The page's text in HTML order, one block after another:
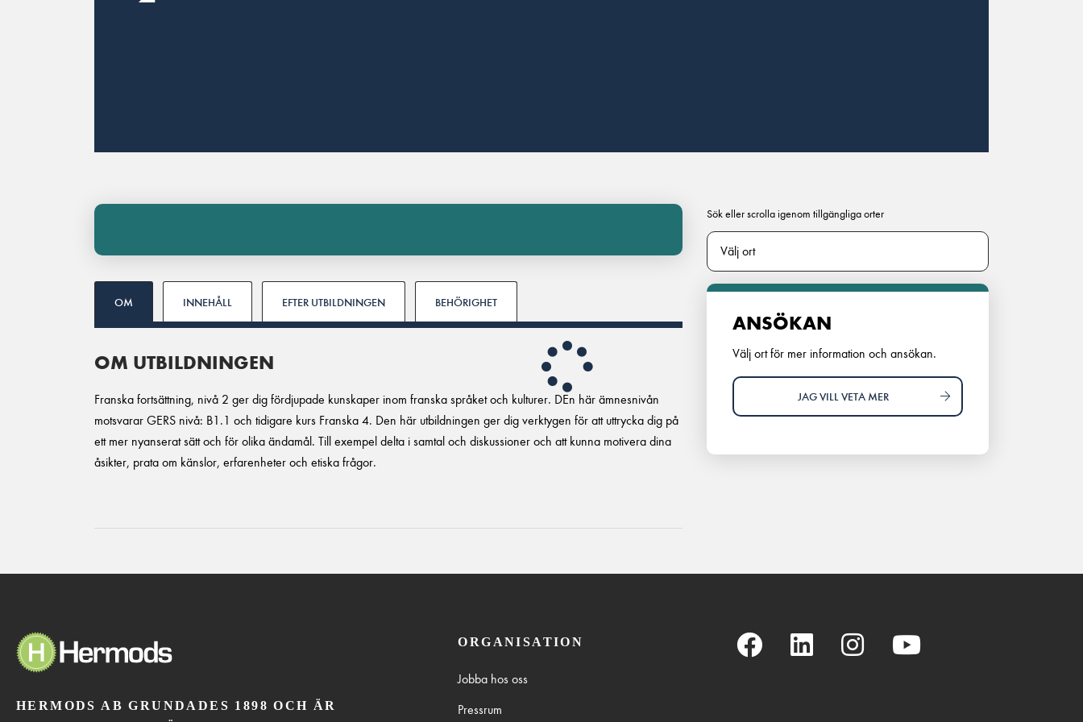
OM INNEHÅLL EFTER UTBILDNINGEN BEHÖRIGHET
OM UTBILDNINGEN
Franska fortsättning, nivå 2 ger dig fördjupade kunskaper inom franska språket och kulturer. DEn här ämnesnivån
motsvarar GERS nivå: B1.1 och tidigare kurs Franska 4. Den här utbildningen ger dig verktygen för att uttrycka dig på
ett mer nyanserat sätt och för olika ändamål. Till exempel delta i samtal och diskussioner och att kunna motivera dina
åsikter, prata om känslor, erfarenheter och etiska frågor.
Sök eller scrolla igenom tillgängliga orter
ANSÖKAN
Välj ort för mer information och ansökan.
JAG VILL VETA MER
HERMODS AB GRUNDADES 1898 OCH ÄR
ORGANISATION
Jobba hos oss
Pressrum